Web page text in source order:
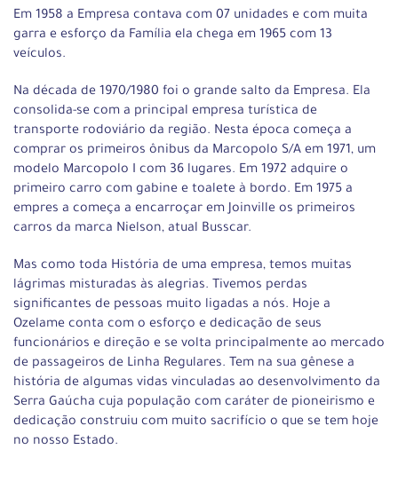
Em 1958 a Empresa contava com 07 unidades e com muita
garra e esforço da Família ela chega em 1965 com 13
veículos.
Na década de 1970/1980 foi o grande salto da Empresa. Ela
consolida-se com a principal empresa turística de
transporte rodoviário da região. Nesta época começa a
comprar os primeiros ônibus da Marcopolo S/A em 1971, um
modelo Marcopolo I com 36 lugares. Em 1972 adquire o
primeiro carro com gabine e toalete à bordo. Em 1975 a
empres a começa a encarroçar em Joinville os primeiros
carros da marca Nielson, atual Busscar.
Mas como toda História de uma empresa, temos muitas
lágrimas misturadas às alegrias. Tivemos perdas
significantes de pessoas muito ligadas a nós. Hoje a
Ozelame conta com o esforço e dedicação de seus
funcionários e direção e se volta principalmente ao mercado
de passageiros de Linha Regulares. Tem na sua gênese a
história de algumas vidas vinculadas ao desenvolvimento da
Serra Gaúcha cuja população com caráter de pioneirismo e
dedicação construiu com muito sacrifício o que se tem hoje
no nosso Estado.